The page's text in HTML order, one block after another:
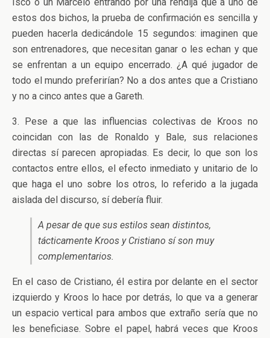
estos dos bichos, la prueba de confirmación es sencilla y
pueden hacerla dedicándole 15 segundos: imaginen que
son entrenadores, que necesitan ganar o les echan y que
se enfrentan a un equipo encerrado. ¿A qué jugador de
todo el mundo preferirían? No a dos antes que a Cristiano
y no a cinco antes que a Gareth.
3. Pese a que las influencias colectivas de Kroos no
coincidan con las de Ronaldo y Bale, sus relaciones
directas sí parecen apropiadas. Es decir, lo que son los
contactos entre ellos, el efecto inmediato y unitario de lo
que haga el uno sobre los otros, lo referido a la jugada
aislada del discurso, sí debería fluir.
A pesar de que sus estilos sean distintos,
tácticamente Kroos y Cristiano sí son muy
complementarios.
En el caso de Cristiano, él estira por delante en el sector
izquierdo y Kroos lo hace por detrás, lo que va a generar
un espacio vertical para ambos que extraño sería que no
les beneficiase. Sobre el papel, habrá veces que Kroos